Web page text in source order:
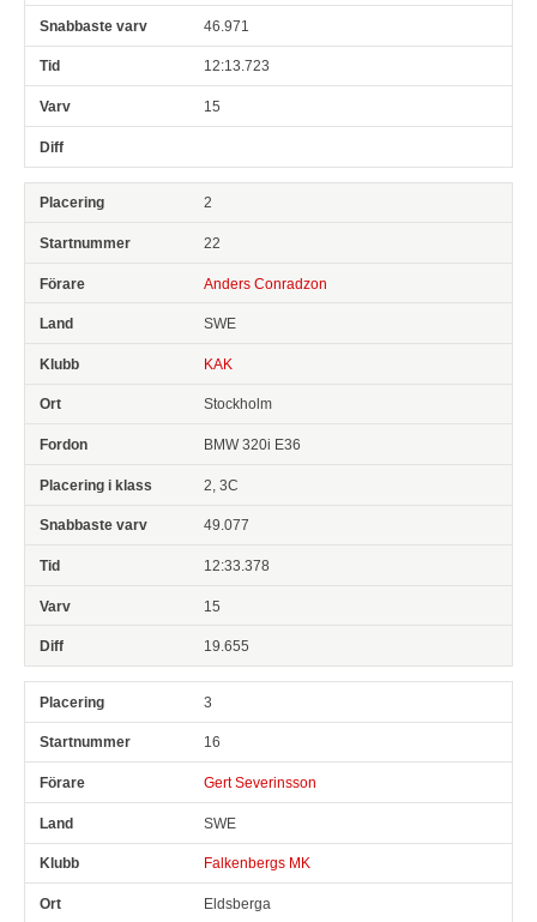
46.971
12:13.723
15
2
22
Anders Conradzon
SWE
KAK
Stockholm
BMW 320i E36
2, 3C
49.077
12:33.378
15
19.655
3
16
Gert Severinsson
SWE
Falkenbergs MK
Eldsberga